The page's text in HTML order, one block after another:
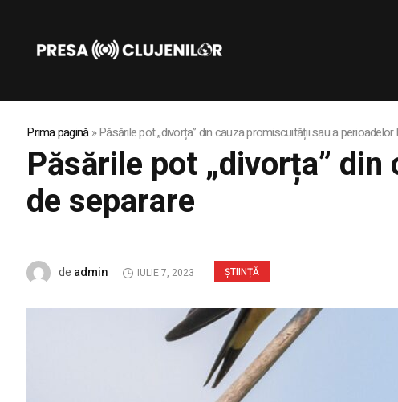
Prima pagină»Păsările pot „divorța” din cauza promiscuității sau a perioadelor
Păsările pot „divorța”
de separare
ȘTIINȚĂ
de admin IULIE 7, 2023